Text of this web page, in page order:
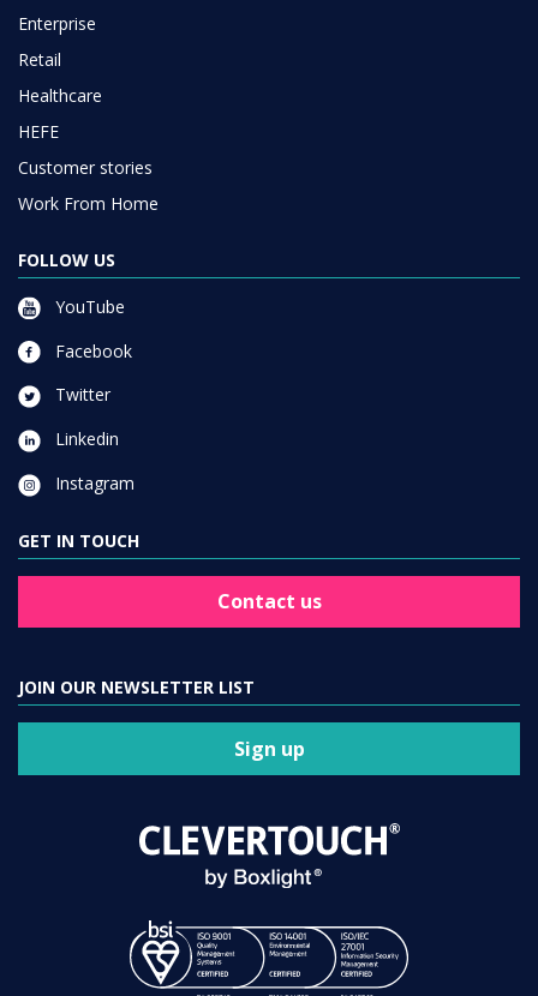
Enterprise
Retail
Healthcare
HEFE
Customer stories
Work From Home
FOLLOW US
YouTube
Facebook
Twitter
Linkedin
Instagram
GET IN TOUCH
Contact us
JOIN OUR NEWSLETTER LIST
Sign up